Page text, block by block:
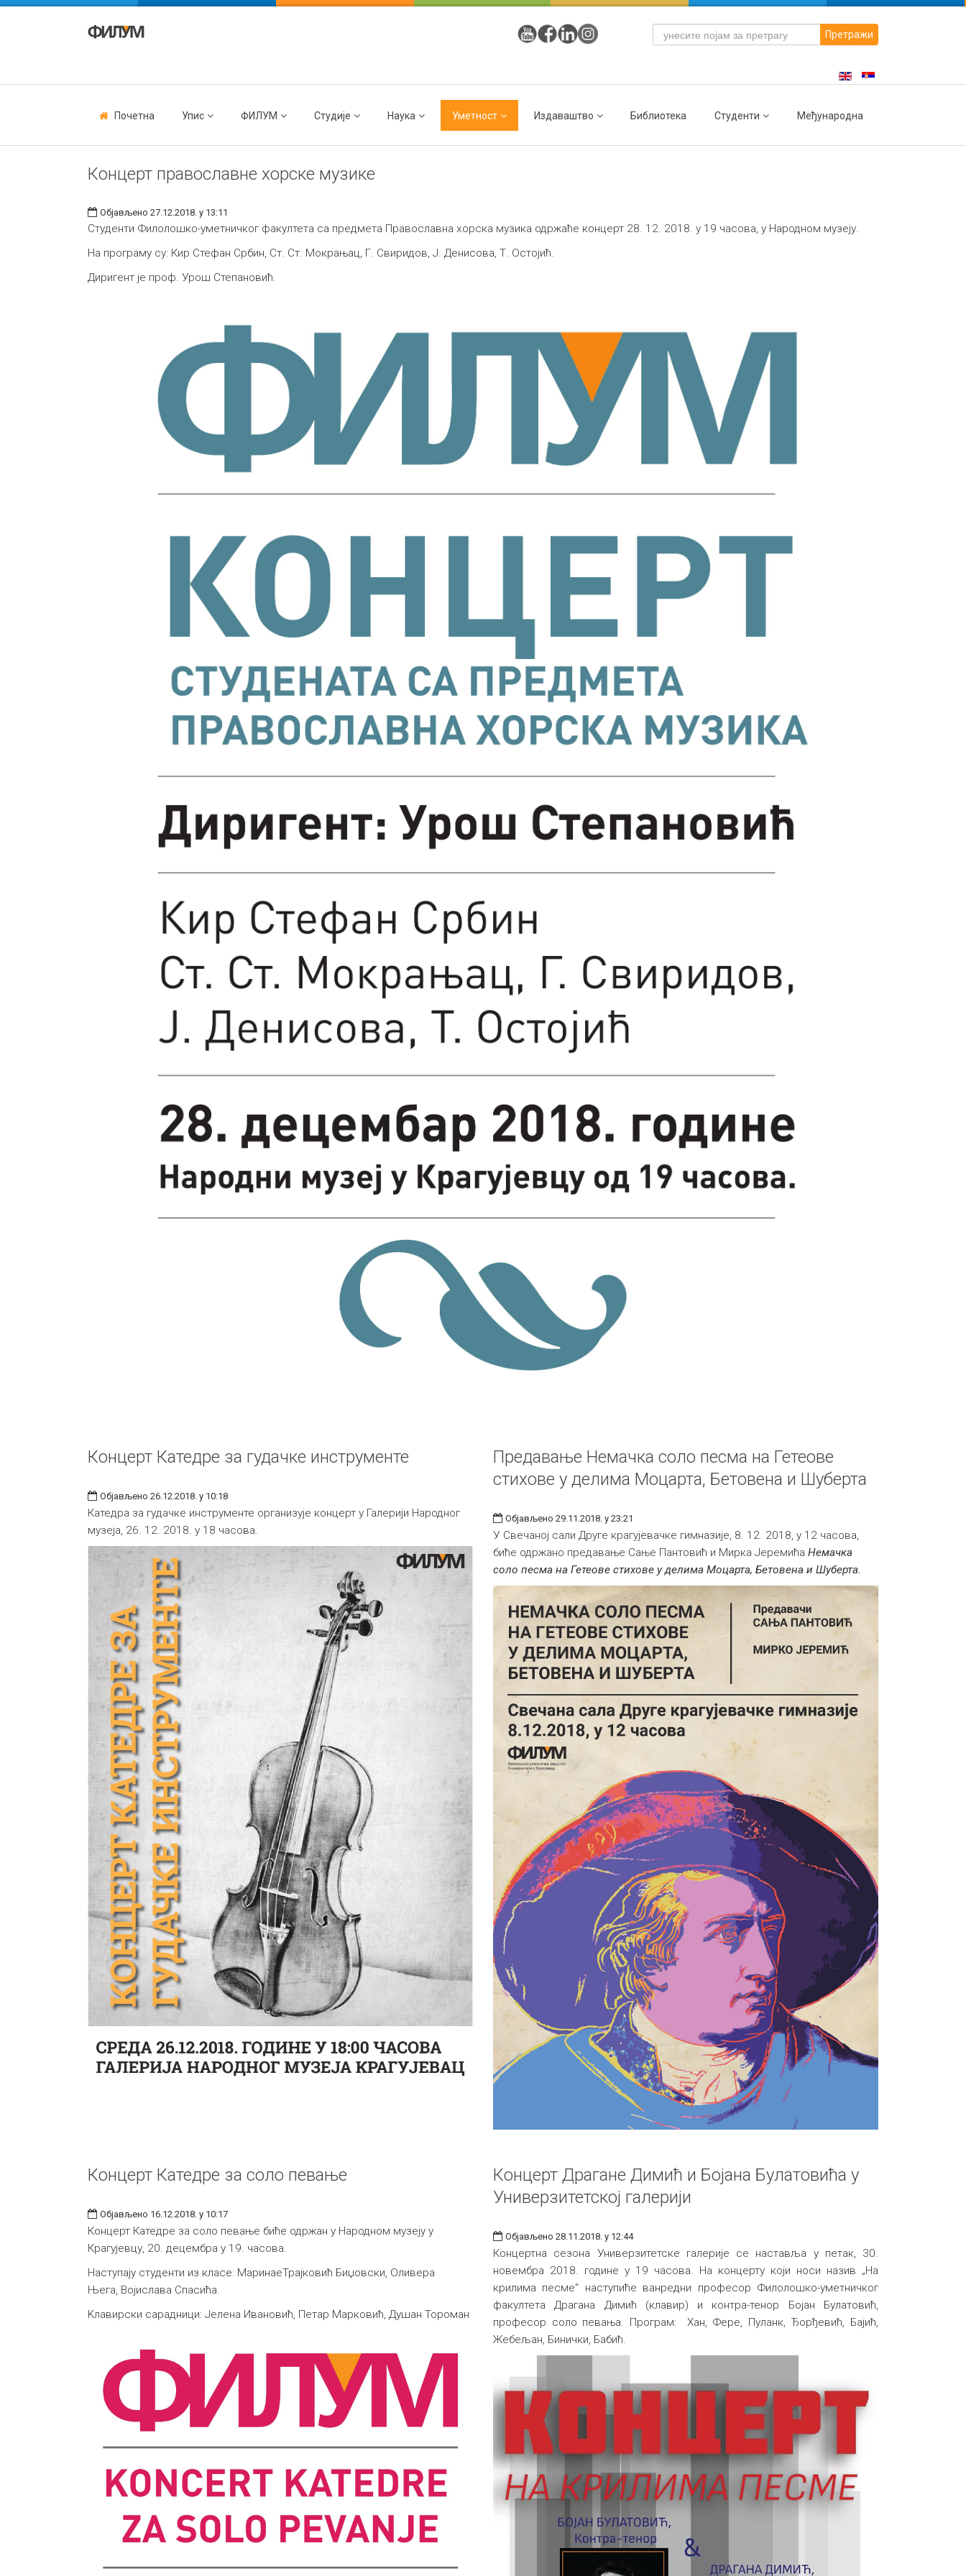
Претражи
Почетна Упис ФИЛУМ Студије Наука Уметност Издаваштво Библиотека Студенти Међународна
Концерт православне хорске музике
Објављено 27.12.2018. у 13:11
Студенти Филолошко-уметничког факултета са предмета Православна хорска музика одржаће концерт 28. 12. 2018. у 19 часова, у Народном музеју.
На програму су: Кир Стефан Србин, Ст. Ст. Мокрањац, Г. Свиридов, Ј. Денисова, Т. Остојић.
Диригент је проф. Урош Степановић.
Концерт Катедре за гудачке инструменте
Објављено 26.12.2018. у 10:18
Катедра за гудачке инструменте организује концерт у Галерији Народног
музеја, 26. 12. 2018. у 18 часова.
Предавање Немачка соло песма на Гетеове
стихове у делима Моцарта, Бетовена и Шуберта
Објављено 29.11.2018. у 23:21
У Свечаној сали Друге крагујевачке гимназије, 8. 12. 2018, у 12 часова,
биће одржано предавање Сање Пантовић и Мирка ЈеремићаНемачка
соло песма на Гетеове стихове у делима Моцарта, Бетовена и Шуберта.
Концерт Катедре за соло певање
Објављено 16.12.2018. у 10:17
Концерт Катедре за соло певање биће одржан у Народном музеју у
Крагујевцу, 20. децембра у 19. часова.
Наступају студенти из класе: МаринаеТрајковић Биџовски, Оливера
Њега, Војислава Спасића.
Kлавирски сарадници: Јелена Ивановић, Петар Марковић, Душан Тороман
Концерт Драгане Димић и Бојана Булатовића у
Универзитетској галерији
Објављено 28.11.2018. у 12:44
Концертна сезона Универзитетске галерије се наставља у петак, 30.
новембра 2018. године у 19 часова. На концерту који носи назив „На
крилима песме“ наступиће ванредни професор Филолошко-уметничког
факултета Драгана Димић (клавир) и контра-тенор Бојан Булатовић,
професор соло певања. Програм: Хан, Фере, Пуланк, Ђорђевић, Бајић,
Жебељан, Бинички, Бабић.